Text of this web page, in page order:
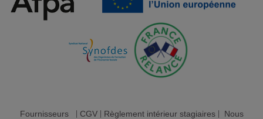
Fournisseurs| CGV| Règlement intérieur stagiaires| Nous